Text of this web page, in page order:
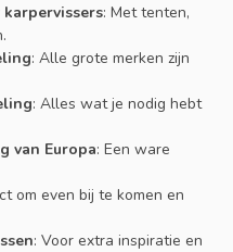
: Met tenten,
: Alle grote merken zijn
: Alles wat je nodig hebt
van Europa: Een ware
om even bij te komen en
: Voor extra inspiratie en